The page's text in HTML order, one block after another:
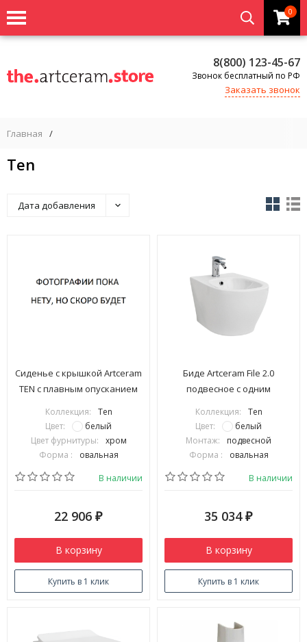
0
8(800) 123-45-67
Звонок бесплатный по РФ
Заказать звонок
Главная /
Ten
Дата добавления
Сиденье с крышкой Artceram
TEN с плавным опусканием
Коллекция:
Ten
Цвет:
белый
Цвет фурнитуры:
хром
Форма :
овальная
В наличии
22 906 ₽
В корзину
Купить в 1 клик
Биде Artceram File 2.0
подвесное с одним
TEB004 01 00
Коллекция:
Ten
Цвет:
белый
Монтаж:
подвесной
Форма :
овальная
В наличии
35 034 ₽
В корзину
Купить в 1 клик